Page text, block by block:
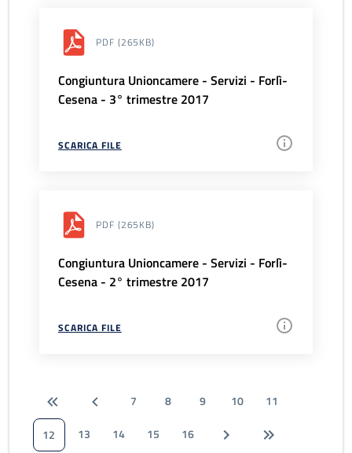
PDF (265KB)
Congiuntura Unioncamere - Servizi - Forlì-
Cesena - 3° trimestre 2017
SCARICA FILE
PDF (265KB)
Congiuntura Unioncamere - Servizi - Forlì-
Cesena - 2° trimestre 2017
SCARICA FILE
7 8 9 10
11
12
13 14 15 16